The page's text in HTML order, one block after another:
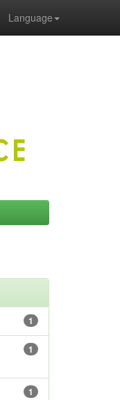
Language
1
1
1